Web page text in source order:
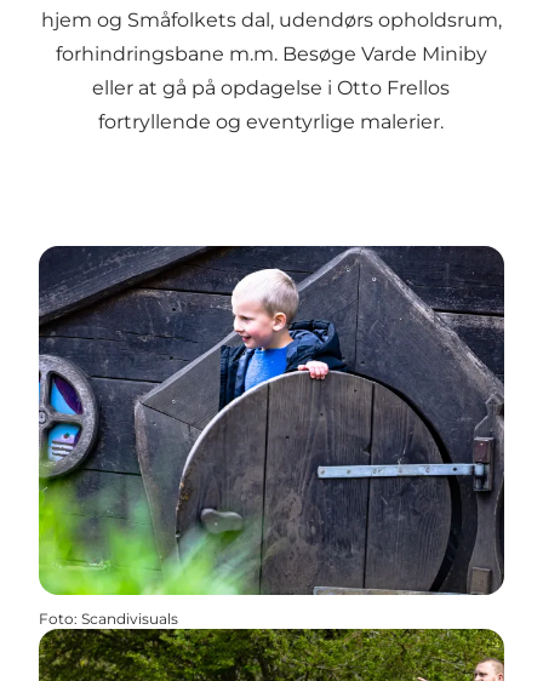
hjem og Småfolkets dal, udendørs opholdsrum,
forhindringsbane m.m. Besøge Varde Miniby
eller at gå på opdagelse i Otto Frellos
fortryllende og eventyrlige malerier.
Foto: Scandivisuals